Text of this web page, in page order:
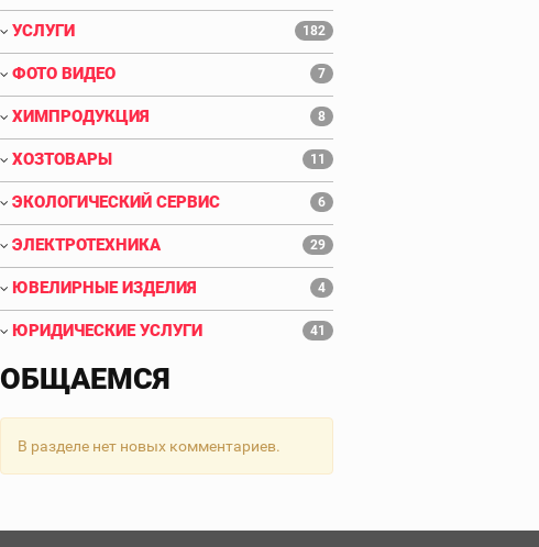
УСЛУГИ 182
ФОТО ВИДЕО 7
ХИМПРОДУКЦИЯ 8
ХОЗТОВАРЫ 11
ЭКОЛОГИЧЕСКИЙ СЕРВИС 6
ЭЛЕКТРОТЕХНИКА 29
ЮВЕЛИРНЫЕ ИЗДЕЛИЯ 4
ЮРИДИЧЕСКИЕ УСЛУГИ 41
ОБЩАЕМСЯ
В разделе нет новых комментариев.